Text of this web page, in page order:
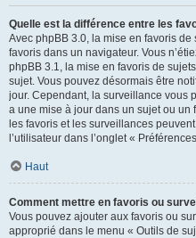
Quelle est la différence entre les
Avec phpBB 3.0, la mise en favoris
favoris dans un navigateur. Vous
phpBB 3.1, la mise en favoris de
sujet. Vous pouvez désormais être
jour. Cependant, la surveillance vous
a une mise à jour dans un sujet ou
les favoris et les surveillances
l’utilisateur dans l’onglet «
Haut
Comment mettre en favoris ou
Vous pouvez ajouter aux favoris ou
approprié dans le menu « Outils de